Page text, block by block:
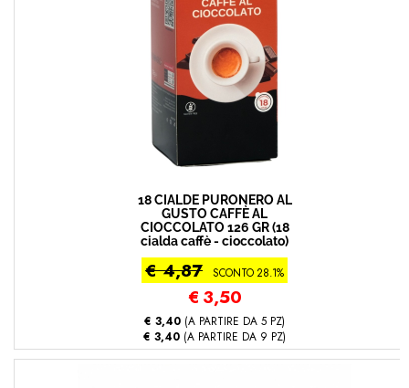
18 CIALDE PURONERO AL
GUSTO CAFFÈ AL
CIOCCOLATO 126 GR (18
cialda caffè - cioccolato)
€ 4,87 SCONTO 28.1%
€ 3,50
€ 3,40 (A PARTIRE DA 5 PZ)
€ 3,40 (A PARTIRE DA 9 PZ)